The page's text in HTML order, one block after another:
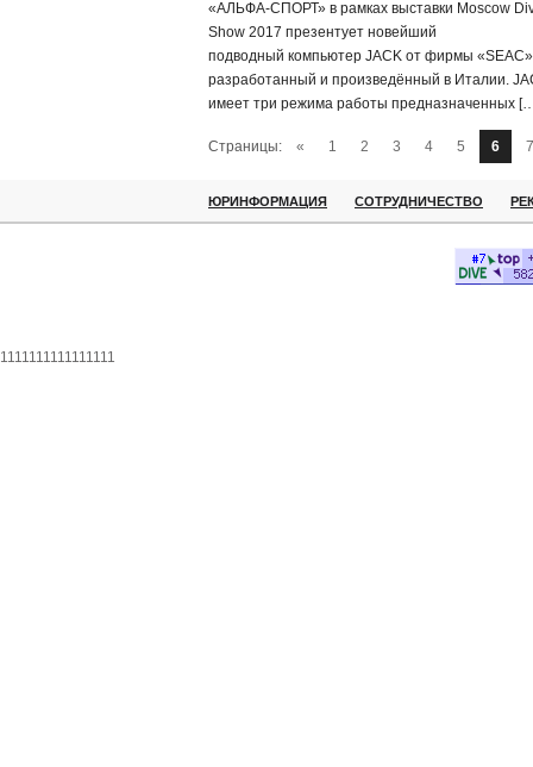
«АЛЬФА-СПОРТ» в рамках выставки Moscow
Show 2017 презентует новейший
подводный компьютер JACK от фирмы «SEAC»
разработанный и произведённый в Италии.
имеет три режима работы предназначенных
Страницы: « 1 2 3 4 5 6 7
ЮРИНФОРМАЦИЯ СОТРУДНИЧЕСТВО
1111111111111111